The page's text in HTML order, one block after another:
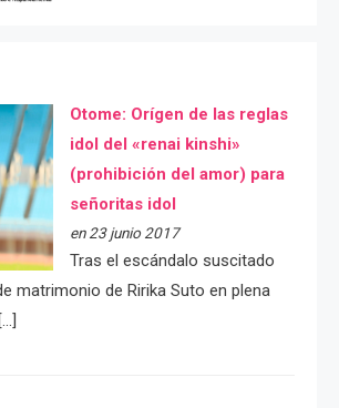
Otome: Orígen de las reglas
idol del «renai kinshi»
(prohibición del amor) para
señoritas idol
en 23 junio 2017
Tras el escándalo suscitado
matrimonio de Ririka Suto en plena